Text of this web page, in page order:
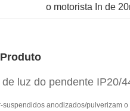
o motorista In de
luz do pendente IP20/
suspendidos anodizados/pulverizam o